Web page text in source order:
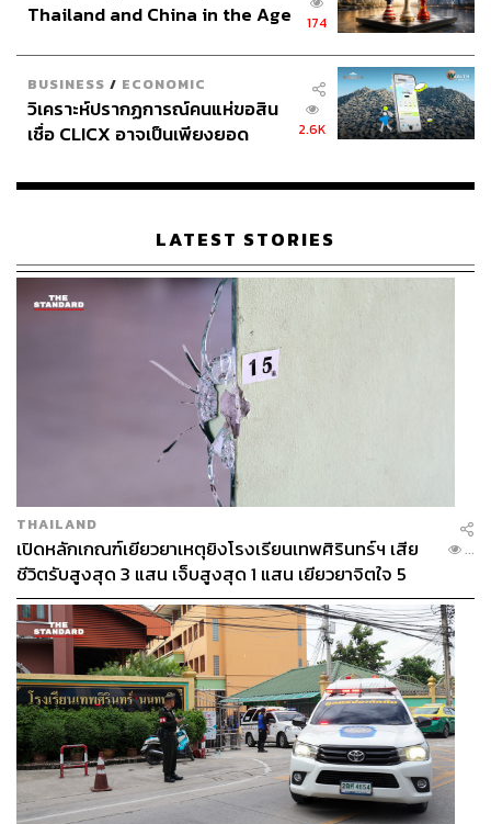
Thailand and China in the Age
174
BUSINESS / ECONOMIC
วิเคราะห์ปรากฏการณ์คนแห่ขอสิน
เชื่อ CLICX อาจเป็นเพียงยอด
เรือนไทยที่ถูกซุกไว้
2.6K
LATEST STORIES
THAILAND
เปิดหลักเกณฑ์เยียวยาเหตุยิงโรงเรียนเทพศิรินทร์ฯ เสีย
ชีวิตรับสูงสุด 3 แสน เจ็บสูงสุด 1 แสน เยียวยาจิตใจ 5
ระดับ
...